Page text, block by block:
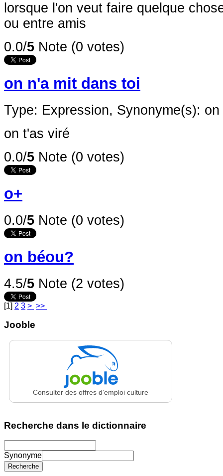
lorsque l'on veut faire quelque
ou entre amis
0.0/5 Note (0 votes)
on n'a mit dans toi
Type: Expression, Synonyme(s):
on t'as viré
0.0/5 Note (0 votes)
o+
0.0/5 Note (0 votes)
on béou?
4.5/5 Note (2 votes)
[1] 2 3 > >>
Jooble
Consulter des offres d'emploi culture
Recherche dans le dictionnaire
Synonyme
Recherche